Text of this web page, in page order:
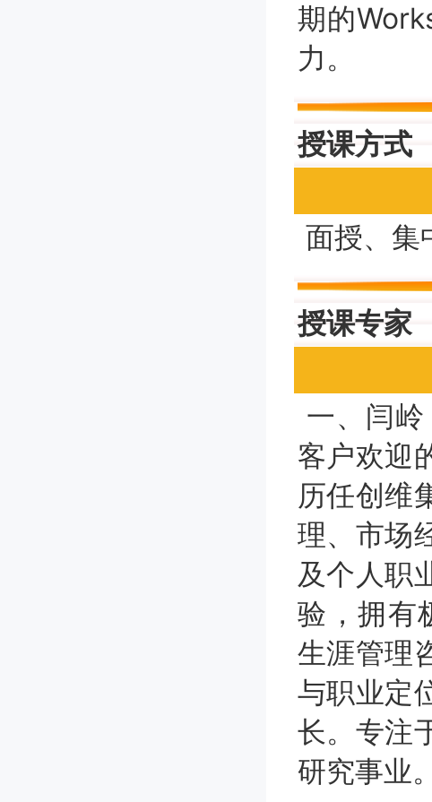
期的
力。
授课方式
面授、集
授课专家
一、闫
客户欢迎
历任创维
理、市场
及个人职
验，拥有
生涯管理
与职业定
长。专注
研究事业。